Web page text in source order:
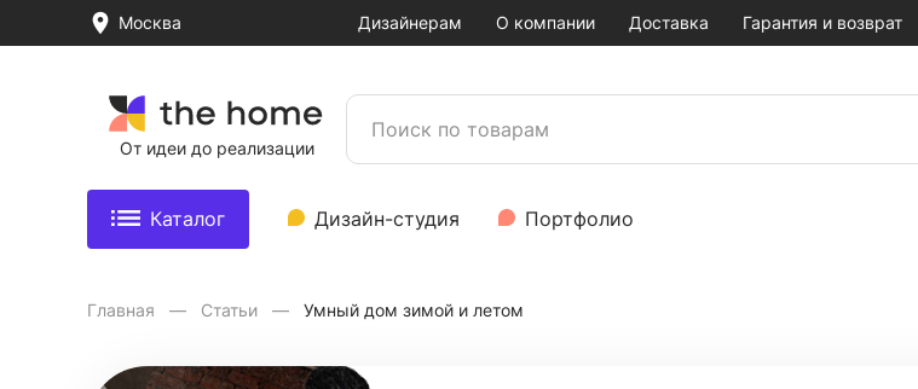
Москва Дизайнерам О компании Доставка Гарантия и возврат
От идеи до реализации
Каталог Дизайн-студия Портфолио
Главная Статьи Умный дом зимой и летом